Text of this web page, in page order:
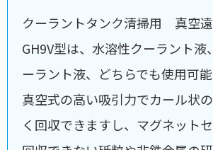
クーラントタンク清掃用 真空
GH9V型は、水溶性クーラント液
ーラント液、どちらでも使用可能
真空式の高い吸引力でカール状
く回収できますし、マグネット